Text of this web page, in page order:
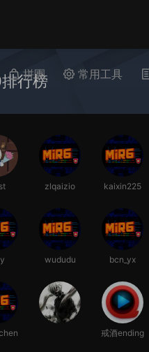
拼團 常用工具
行榜
zlqaizio kaixin225
wududu bcn_yx
戒酒ending